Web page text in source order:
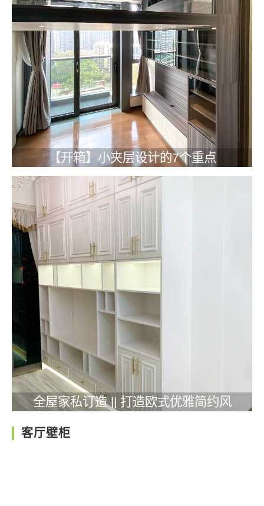
【开箱】小夹层设计的7个重点
全屋家私订造 || 打造欧式优雅简约风
客厅壁柜